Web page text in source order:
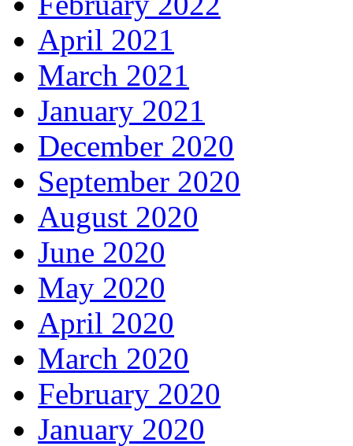
April 2021
March 2021
January 2021
December 2020
September 2020
August 2020
June 2020
May 2020
April 2020
March 2020
February 2020
January 2020